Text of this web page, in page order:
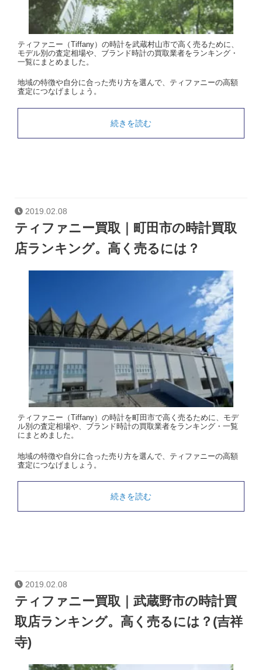
ティファニー（Tiffany）の時計を武蔵村山市で高く売るために、
モデル別の査定相場や、ブランド時計の買取業者をランキング・
一覧にまとめました。
地域の特徴や自分に合った売り方を選んで、ティファニーの高額
査定につなげましょう。
続きを読む
2019.02.08
ティファニー買取｜町田市の時計買取
店ランキング。高く売るには？
ティファニー（Tiffany）の時計を町田市で高く売るために、モデ
ル別の査定相場や、ブランド時計の買取業者をランキング・一覧
にまとめました。
地域の特徴や自分に合った売り方を選んで、ティファニーの高額
査定につなげましょう。
続きを読む
2019.02.08
ティファニー買取｜武蔵野市の時計買
取店ランキング。高く売るには？(吉祥
寺)